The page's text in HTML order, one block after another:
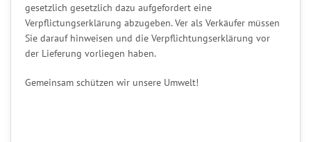
gesetzlich gesetzlich dazu aufgefordert eine
Verpflictungserklärung abzugeben. Ver als Verkäufer müssen
Sie darauf hinweisen und die Verpflichtungserklärung vor
der Lieferung vorliegen haben.
Gemeinsam schützen wir unsere Umwelt!